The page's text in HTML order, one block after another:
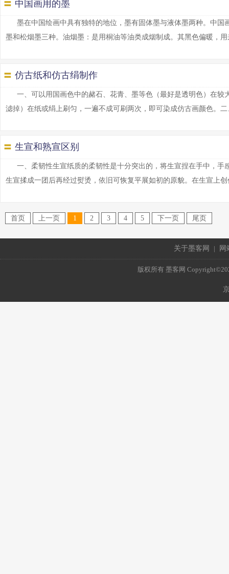
〓 中国画用的墨
墨在中国绘画中具有独特的地位，墨有固体墨与液体墨两种。中
墨和松烟墨三种。油烟墨：是用桐油等油类成烟制成。其黑色偏暖，
〓 仿古纸和仿古绢制作
一、可以用国画色中的赭石、花青、墨等色（最好是透明色）在
滤掉）在纸或绢上刷匀，一遍不成可刷两次，即可染成仿古画颜色。
〓 生宣和熟宣区别
一、柔韧性生宣纸质的柔韧性是十分突出的，将生宣捏在手中，
生宣揉成一团后再经过熨烫，依旧可恢复平展如初的原貌。在生宣上
首页 上一页 1 2 3 4 5 下一页 尾页
关于墨客网 | 网
版权所有 墨客网